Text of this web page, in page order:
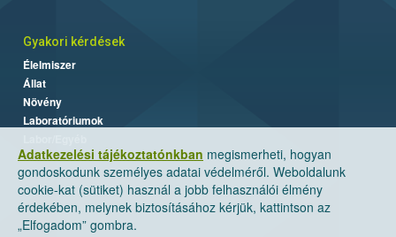
Adatkezelési tájékoztatónkban megismerheti, hogyan
gondoskodunk személyes adatai védelméről. Weboldalunk
cookie-kat (sütiket) használ a jobb felhasználói élmény
érdekében, melynek biztosításához kérjük, kattintson az
„Elfogadom” gombra.
Gyakori kérdések
Élelmiszer
Állat
Növény
Laboratóriumok